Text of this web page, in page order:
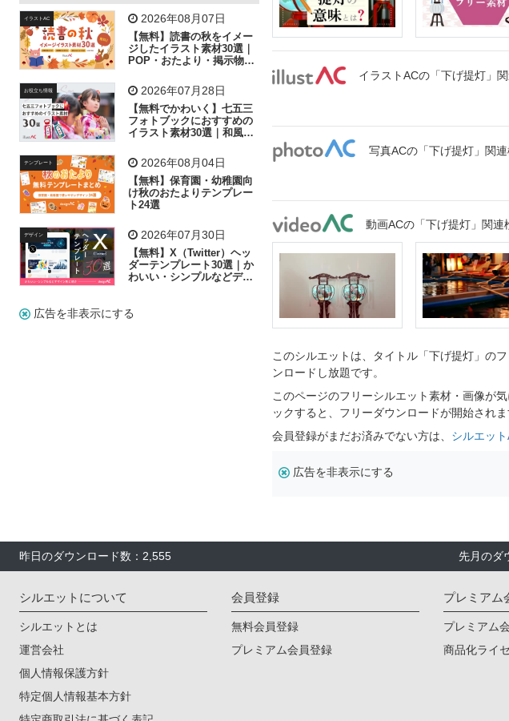
飛行機 グラフ ビル 魚 家族 書類
歩く 工場 会社 太陽 キラキラ
子供 作業員 葉 相談 ピクトグラム
イラストAC 2026年08月07日
【無料】読書の秋をイメー
ジしたイラスト素材30選｜
POP・おたより・掲示物に
お役立ち情報 2026年07月28日
【無料でかわいく】七五三
フォトブックにおすすめの
イラスト素材30選｜和風の
テンプレート 2026年08月04日
【無料】保育園・幼稚園向
け秋のおたよりテンプレー
ト24選
デザイン 2026年07月30日
【無料】X（Twitter）ヘッ
ダーテンプレート30選｜か
わいい・シンプルなどデザ
広告を非表示にする
イラストACの「下げ提灯」
写真ACの「下げ提灯」関
動画ACの「下げ提灯」関連
このシルエットは、タイトル「下げ提灯」の
ンロードし放題です。
このページのフリーシルエット素材・画像が
ックすると、フリーダウンロードが開始されま
会員登録がまだお済みでない方は、 シルエット
広告を非表示にする
昨日のダウンロード数：2,555 先月のダ
シルエットについて
シルエットとは
運営会社
個人情報保護方針
特定個人情報基本方針
会員登録
無料会員登録
プレミアム会員登録
プレミアム
プレミアム
商品化ライ